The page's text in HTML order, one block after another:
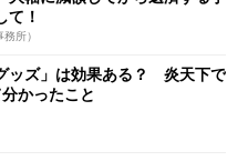
て！
所）
ッズ」は効果ある？ 炎天下で
かったこと